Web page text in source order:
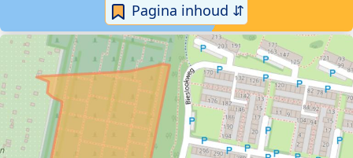
Pagina inhoud ⇵